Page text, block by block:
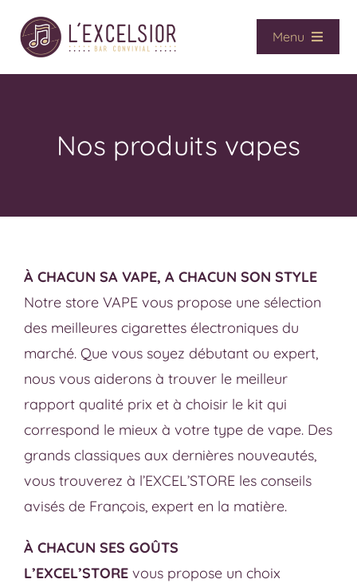
contenu
Menu
Accueil
Vape
La boutique
Nos produits vapes
À CHACUN SA VAPE, A CHACUN SON STYLE
Notre store VAPE vous propose une sélection
des meilleures cigarettes électroniques du
marché. Que vous soyez débutant ou expert,
nous vous aiderons à trouver le meilleur
rapport qualité prix et à choisir le kit qui
correspond le mieux à votre type de vape. Des
grands classiques aux dernières nouveautés,
vous trouverez à l’EXCEL’STORE les conseils
avisés de François, expert en la matière.
À CHACUN SES GOÛTS
L’EXCEL’STORE vous propose un choix